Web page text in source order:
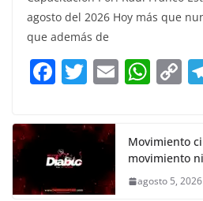
c
e
b
o
k
itt
er
ai at
A
p
p
Li
n
agosto del 2026 Hoy más que
que además de
F
c
e
b
T
itt
er
E W
s
A
C
y
Li
Movimiento
movimiento
agosto 5, 2026